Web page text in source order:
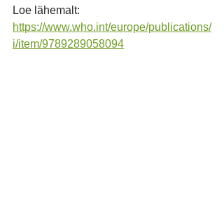
Loe lähemalt:
https://www.who.int/europe/publications/
i/item/9789289058094